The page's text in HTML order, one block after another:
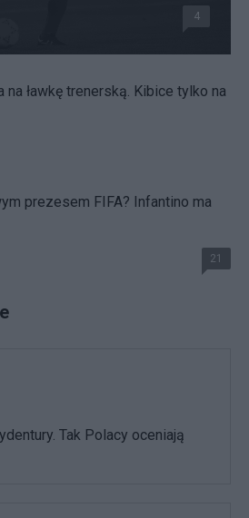
4
na ławkę trenerską. Kibice tylko na
prezesem FIFA? Infantino ma
21
Tak Polacy oceniają